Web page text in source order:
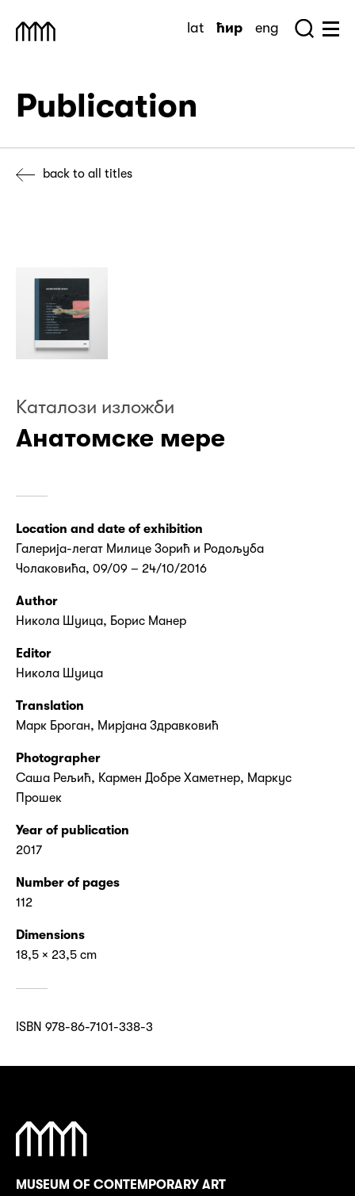
Muzej Savremene Umetnosti
lat ћир eng
Publication
back to all titles
Kаталози изложби
Анатомске мере
Location and date of exhibition
Галерија-легат Милице Зорић и Родољуба
Чолаковића, 09/09 – 24/10/2016
Author
Никола Шуица, Борис Манер
Editor
Никола Шуица
Translation
Марк Броган, Мирјана Здравковић
Photographer
Саша Рељић, Кармен Добре Хаметнер, Маркус
Прошек
Year of publication
2017
Number of pages
112
Dimensions
18,5 × 23,5 cm
ISBN 978-86-7101-338-3
MUSEUM OF CONTEMPORARY ART